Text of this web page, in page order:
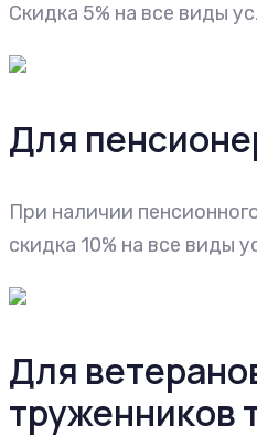
Скидка 5% на все виды
Для
При наличии
скидка 10% на все виды
Для
труженников